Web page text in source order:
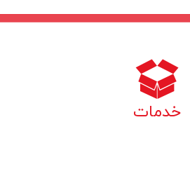
خدمات